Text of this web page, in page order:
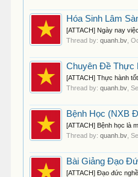
Hóa Sinh Lâm
[ATTACH] Ngày nay
Thread by:quanh.bv ,
Chuyên Đề Thực
[ATTACH] Thực hành
Thread by:quanh.bv ,
Bệnh Học (NXB
[ATTACH] Bệnh học là
Thread by:quanh.bv ,
Bài Giảng Đạo
[ATTACH] Đạo đức